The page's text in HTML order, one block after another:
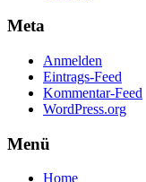
Meta
Anmelden
Eintrags-Feed
Kommentar-Feed
WordPress.org
Menü
Home